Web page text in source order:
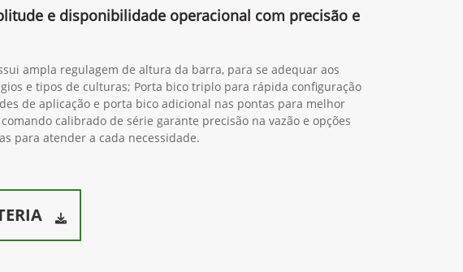
e disponibilidade operacional com precisão e
ampla regulagem de altura da barra, para se adequar aos
e tipos de culturas; Porta bico triplo para rápida configuração
de aplicação e porta bico adicional nas pontas para melhor
calibrado de série garante precisão na vazão e opções
para atender a cada necessidade.